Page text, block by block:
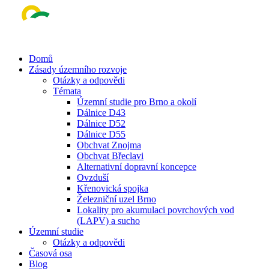
Menu
Domů
Zásady územního rozvoje
Otázky a odpovědi
Témata
Územní studie pro Brno a okolí
Dálnice D43
Dálnice D52
Dálnice D55
Obchvat Znojma
Obchvat Břeclavi
Alternativní dopravní koncepce
Ovzduší
Křenovická spojka
Železniční uzel Brno
Lokality pro akumulaci povrchových vod
(LAPV) a sucho
Územní studie
Otázky a odpovědi
Časová osa
Blog